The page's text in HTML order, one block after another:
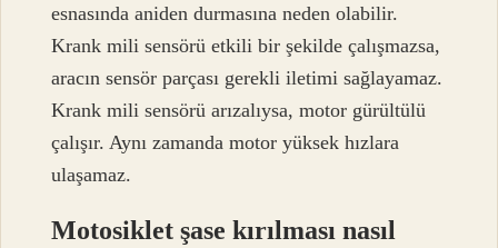
esnasında aniden durmasına neden olabilir.
Krank mili sensörü etkili bir şekilde çalışmazsa,
aracın sensör parçası gerekli iletimi sağlayamaz.
Krank mili sensörü arızalıysa, motor gürültülü
çalışır. Aynı zamanda motor yüksek hızlara
ulaşamaz.
Motosiklet şase kırılması nasıl